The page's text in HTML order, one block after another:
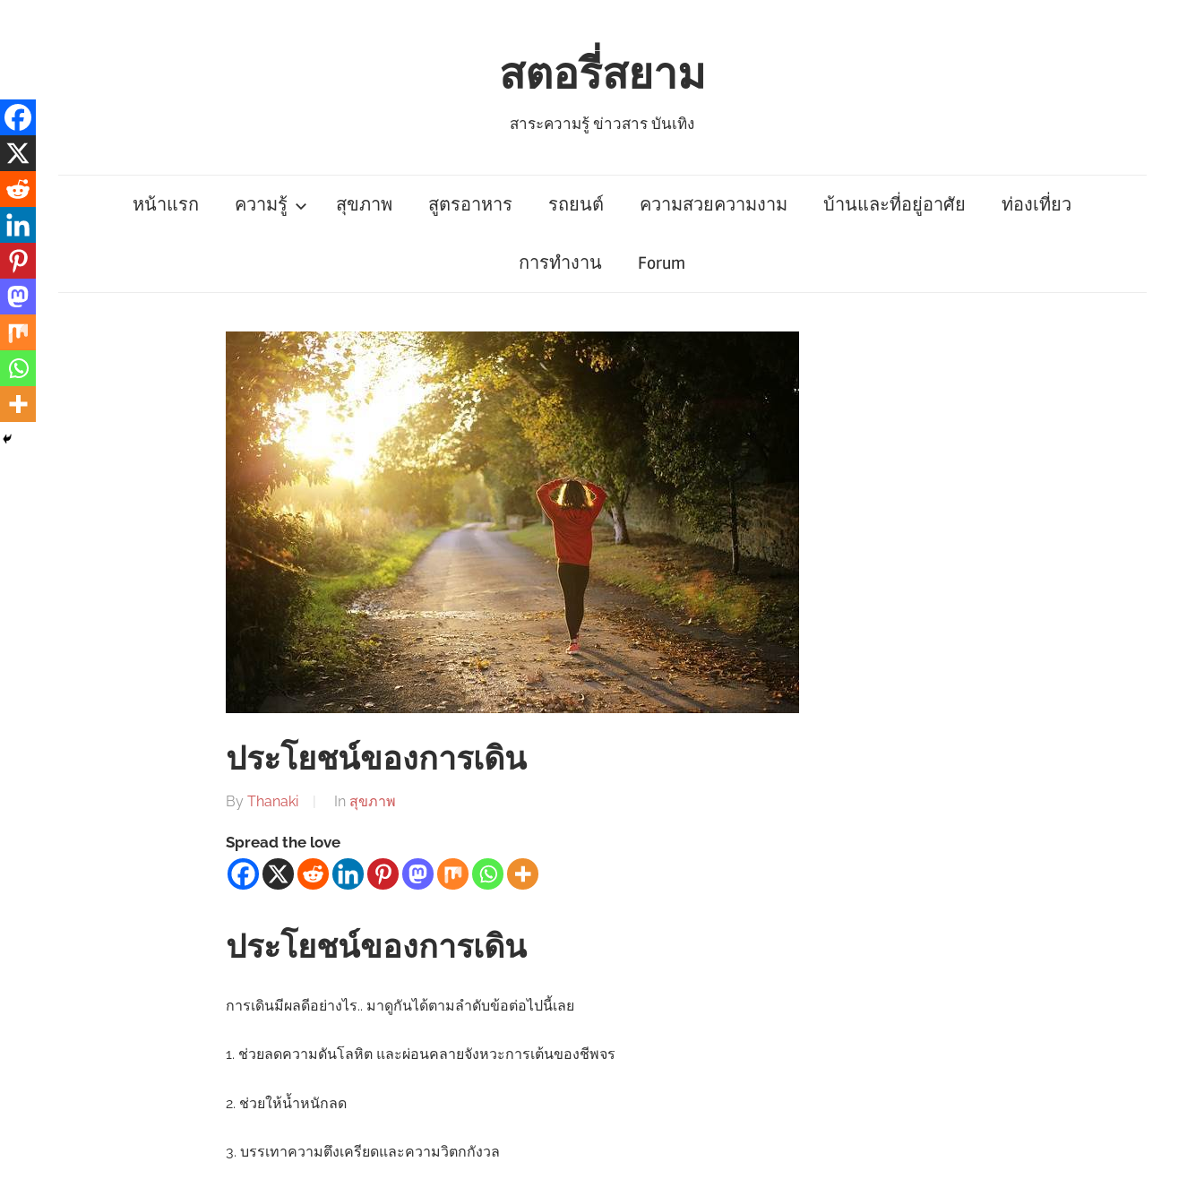
สตอรี่สยาม
สาระความรู้ ข่าวสาร บันเทิง
หน้าแรก ความรู้ สุขภาพ สูตรอาหาร รถยนต์ ความสวยความงาม บ้านและที่อยู่อาศัย ท่องเที่ยว
การทำงาน Forum
ประโยชน์ของการเดิน
By Thanaki In สุขภาพ
Spread the love
ประโยชน์ของการเดิน
การเดินมีผลดีอย่างไร.. มาดูกันได้ตามลำดับข้อต่อไปนี้เลย
1. ช่วยลดความดันโลหิต และผ่อนคลายจังหวะการเต้นของชีพจร
2. ช่วยให้น้ำหนักลด
3. บรรเทาความตึงเครียดและความวิตกกังวล